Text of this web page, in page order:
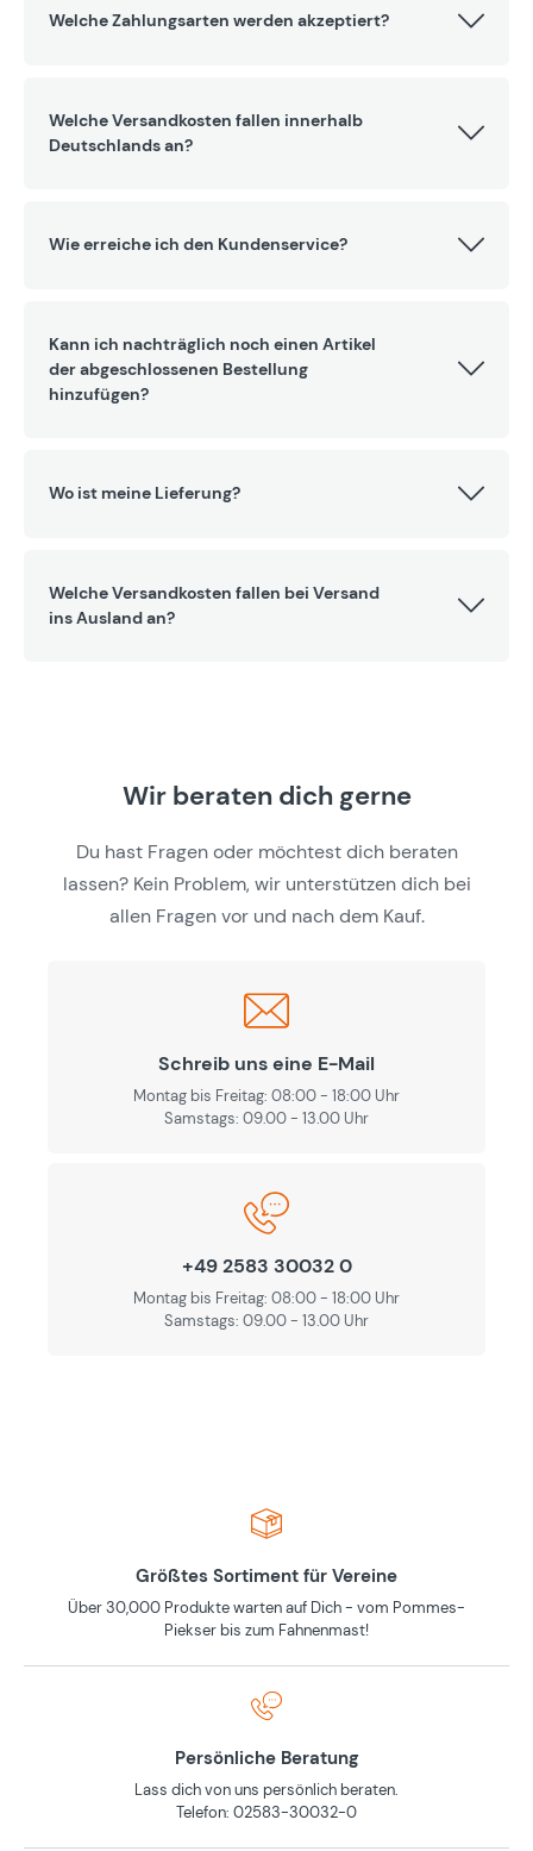
Welche Zahlungsarten werden akzeptiert?
Welche Versandkosten fallen innerhalb
Deutschlands an?
Wie erreiche ich den Kundenservice?
Kann ich nachträglich noch einen Artikel
der abgeschlossenen Bestellung
hinzufügen?
Wo ist meine Lieferung?
Welche Versandkosten fallen bei Versand
ins Ausland an?
Wir beraten dich gerne
Du hast Fragen oder möchtest dich beraten
lassen? Kein Problem, wir unterstützen dich bei
allen Fragen vor und nach dem Kauf.
Schreib uns eine E-Mail
Montag bis Freitag: 08:00 - 18:00 Uhr
Samstags: 09.00 - 13.00 Uhr
+49 2583 30032 0
Montag bis Freitag: 08:00 - 18:00 Uhr
Samstags: 09.00 - 13.00 Uhr
Größtes Sortiment für Vereine
Über 30,000 Produkte warten auf Dich - vom Pommes-
Piekser bis zum Fahnenmast!
Persönliche Beratung
Lass dich von uns persönlich beraten.
Telefon: 02583-30032-0